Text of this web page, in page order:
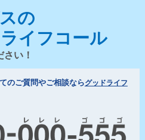
の
イフコール
い！
のご質問やご相談ならグッドライフ